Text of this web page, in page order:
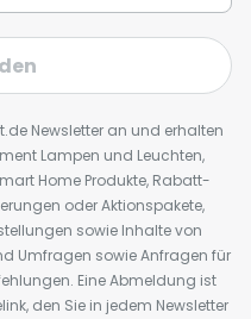
Newsletter an und erhalten
Lampen und Leuchten,
Home Produkte, Rabatt-
oder Aktionspakete,
sowie Inhalte von
Umfragen sowie Anfragen für
Eine Abmeldung ist
den Sie in jedem Newsletter